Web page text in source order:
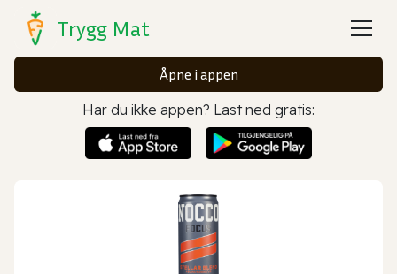
Trygg Mat
Åpne i appen
Har du ikke appen? Last ned gratis: